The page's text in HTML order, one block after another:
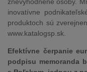
inovatívne
produktoch sú
www.katalogsp.sk.
Efektívne čerpanie
podpisu memoranda